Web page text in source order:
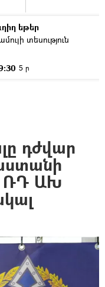
եթեր
տեսություն
5 ր
դժվար
ՌԴ ԱԽ